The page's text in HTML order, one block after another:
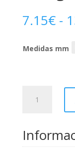
7.15€ -
Medidas mm
Destornillador
hexagonal-
cantidad